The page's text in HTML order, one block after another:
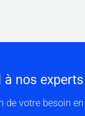
à nos experts
de votre besoin